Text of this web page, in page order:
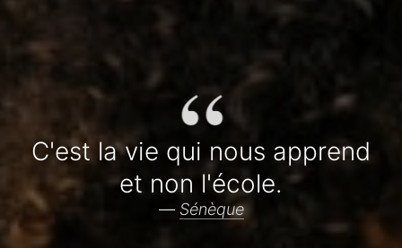
“
C'est la vie qui nous apprend
et non l'école.
— Sénèque